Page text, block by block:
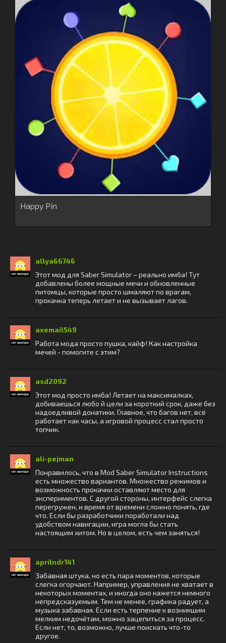
Happy Pin
allya66746
Этот мод для Saber Simulator – реально имба! Тут
добавлены более мощные мечи и обновленные
питомцы, которые просто шмаляют по врагам,
прокачка теперь летает и не вызывает лагов.
axemail549
Работа мода просто пушка, кайф! Как настройка
мечей - помогите с этим?
asd2092
Этот мод просто имба! Летает на максималках,
добиваешься любо й цели за короткий срок, даже без
надоедливой донатики. Главное, что багов нет, всё
работает как часы, а игровой процесс стал просто
топчик.
ali-pejman
Понравилось, что в Mod Saber Simulator Instructions
есть множество вариантов. Множество режимов и
возможность прокачки оставляют место для
экспериментов. С другой стороны, интерфейс слегка
перегружен, и время от времени сложно понять, где
что. Если бы разработчики поработали над
удобством навигации, игра могла бы стать
настоящим хитом. Но в целом, есть чем заняться!
aprilndr141
Забавная штука, но есть пара моментов, которые
слегка огорчают. Например, управления не хватает в
некоторых моментах, и иногда оно кажется немного
непредсказуемым. Тем не менее, графика радует, а
музыка забавная. Если есть терпение к возникшим
мелким недочётам, можно зацепиться за процесс.
Если нет, то, возможно, лучше поискать что-то
другое.